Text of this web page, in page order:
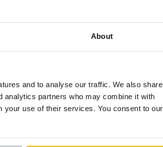
About
and to analyse our traffic. We also share
analytics partners who may combine it with
your use of their services. You consent to our
előny)